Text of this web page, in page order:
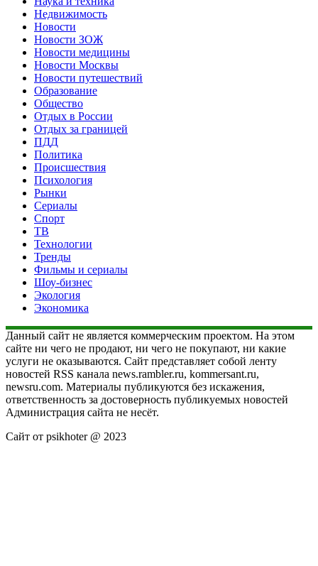
Недвижимость
Новости
Новости ЗОЖ
Новости медицины
Новости Москвы
Новости путешествий
Образование
Общество
Отдых в России
Отдых за границей
ПДД
Политика
Происшествия
Психология
Рынки
Сериалы
Спорт
ТВ
Технологии
Тренды
Фильмы и сериалы
Шоу-бизнес
Экология
Экономика
Данный сайт не является коммерческим проектом. На этом
сайте ни чего не продают, ни чего не покупают, ни какие
услуги не оказываются. Сайт представляет собой ленту
новостей RSS канала news.rambler.ru, kommersant.ru,
newsru.com. Материалы публикуются без искажения,
ответственность за достоверность публикуемых новостей
Администрация сайта не несёт.
Сайт от psikhoter @ 2023